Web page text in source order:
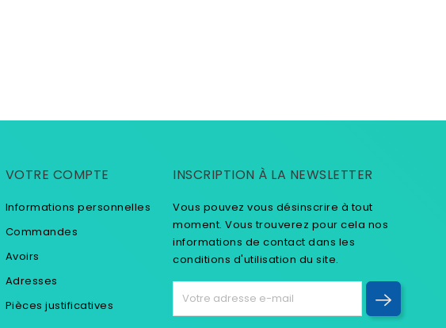
VOTRE COMPTE
Informations personnelles
Commandes
Avoirs
Adresses
Pièces justificatives
INSCRIPTION À LA NEWSLETTER
Vous pouvez vous désinscrire à tout
moment. Vous trouverez pour cela nos
informations de contact dans les
conditions d'utilisation du site.